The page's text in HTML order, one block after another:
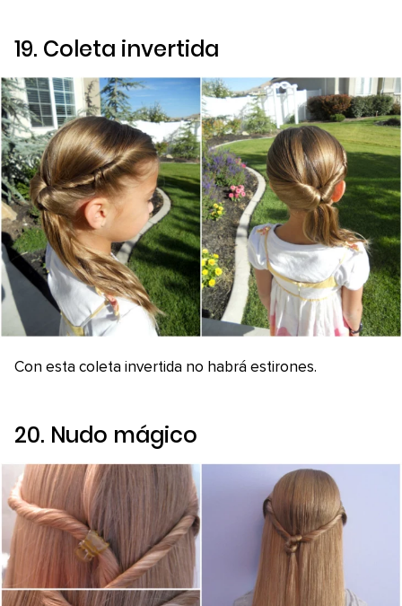
19. Coleta invertida
Con esta coleta invertida no habrá estirones.
20. Nudo mágico